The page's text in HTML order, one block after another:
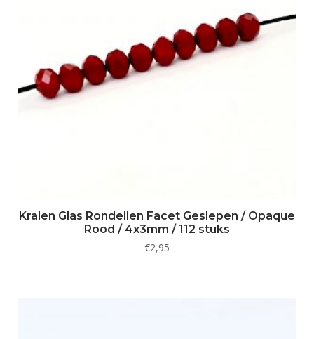
Kralen Glas Rondellen Facet Geslepen / Opaque
Rood / 4x3mm / 112 stuks
€2,95